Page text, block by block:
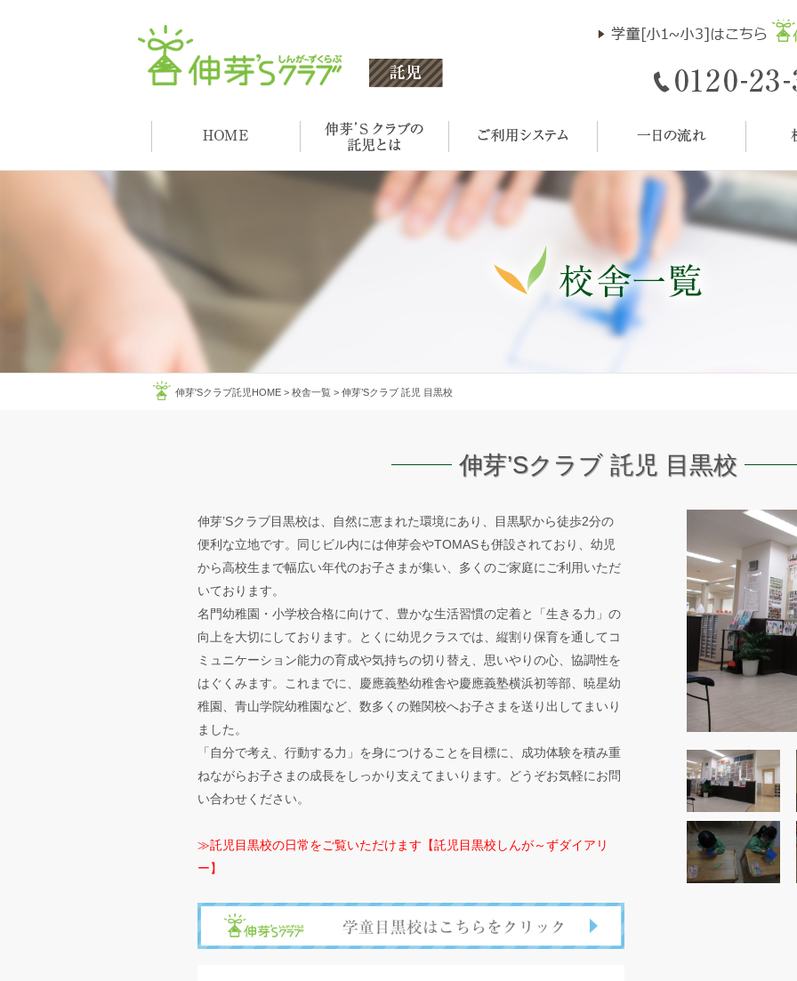
伸芽'Sクラブ託児HOME > 校舎一覧 > 伸芽’Sクラブ 託児 目黒校
伸芽’Sクラブ 託児 目黒校
伸芽’Sクラブ目黒校は、自然に恵まれた環境にあり、目黒駅から徒歩2分の
便利な立地です。同じビル内には伸芽会やTOMASも併設されており、幼児
から高校生まで幅広い年代のお子さまが集い、多くのご家庭にご利用いただ
いております。
名門幼稚園・小学校合格に向けて、豊かな生活習慣の定着と「生きる力」の
向上を大切にしております。とくに幼児クラスでは、縦割り保育を通してコ
ミュニケーション能力の育成や気持ちの切り替え、思いやりの心、協調性を
はぐくみます。これまでに、慶應義塾幼稚舎や慶應義塾横浜初等部、暁星幼
稚園、青山学院幼稚園など、数多くの難関校へお子さまを送り出してまいり
ました。
「自分で考え、行動する力」を身につけることを目標に、成功体験を積み重
ねながらお子さまの成長をしっかり支えてまいります。どうぞお気軽にお問
い合わせください。
≫託児目黒校の日常をご覧いただけます【託児目黒校しんが～ずダイアリ
ー】